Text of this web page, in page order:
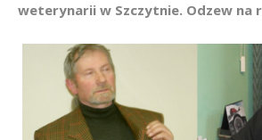
weterynarii w Szczytnie. Odzew na